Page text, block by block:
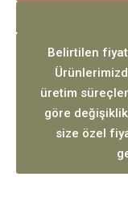
Belirtilen
üretim
göre
size özel